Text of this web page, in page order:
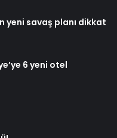
yeni savaş planı dikkat
6 yeni otel